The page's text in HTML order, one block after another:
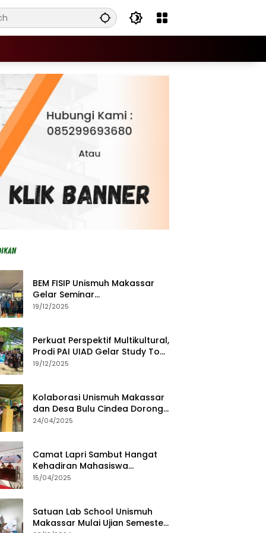
BEM FISIP Unismuh Makassar
Gelar Seminar
Keperempuanan, Bahas
19/12/2025
Perkuat Perspektif Multikultural,
Prodi PAI UIAD Gelar Study Tour
ke Kajang
19/12/2025
Kolaborasi Unismuh Makassar
dan Desa Bulu Cindea Dorong
Sentra Garam Industri
24/04/2025
Camat Lapri Sambut Hangat
Kehadiran Mahasiswa
PoltekMu
15/04/2025
Satuan Lab School Unismuh
Makassar Mulai Ujian Semester,